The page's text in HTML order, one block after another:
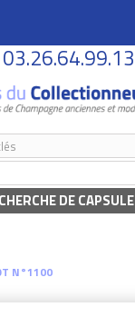
03.26.64.99.13
DE CAPSULE
N°1100